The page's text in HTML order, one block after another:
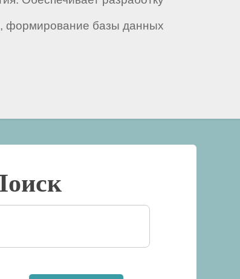
формирование базы данных